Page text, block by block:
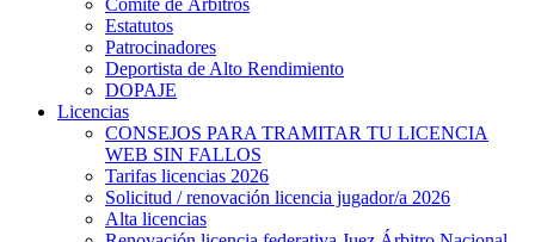
Comité de Árbitros
Estatutos
Patrocinadores
Deportista de Alto Rendimiento
DOPAJE
Licencias
CONSEJOS PARA TRAMITAR TU LICENCIA
WEB SIN FALLOS
Tarifas licencias 2026
Solicitud / renovación licencia jugador/a 2026
Alta licencias